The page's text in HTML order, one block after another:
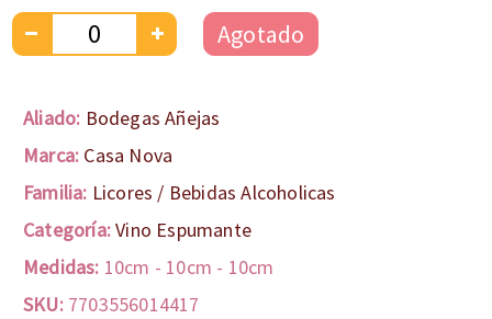
Agotado
Aliado: Bodegas Añejas
Marca: Casa Nova
Familia: Licores / Bebidas Alcoholicas
Categoría:Vino Espumante
Medidas: 10cm - 10cm - 10cm
SKU: 7703556014417